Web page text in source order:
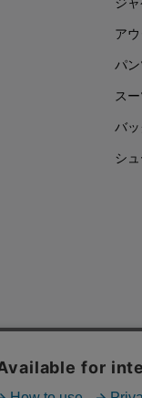
ア
パ
ス
バ
シ